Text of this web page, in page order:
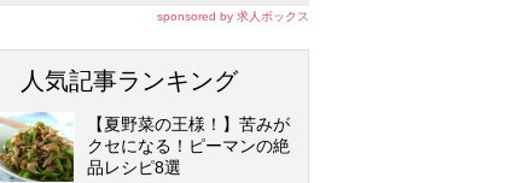
sponsored by 求人ボックス
人気記事ランキング
【夏野菜の王様！】苦みが
クセになる！ピーマンの絶
品レシピ8選